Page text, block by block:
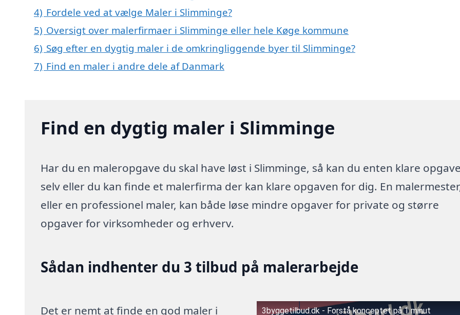
4) Fordele ved at vælge Maler i Slimminge?
5) Oversigt over malerfirmaer i Slimminge eller hele Køge kommune
6) Søg efter en dygtig maler i de omkringliggende byer til Slimminge?
7) Find en maler i andre dele af Danmark
Find en dygtig maler i Slimminge
Har du en maleropgave du skal have løst i Slimminge, så kan du enten klare
selv eller du kan finde et malerfirma der kan klare opgaven for dig. En
eller en professionel maler, kan både løse mindre opgaver for private og større
opgaver for virksomheder og erhverv.
Sådan indhenter du 3 tilbud på malerarbejde
Det er nemt at finde en god maler i
3byggetilbud.dk - Forstå konceptet på 1 minut